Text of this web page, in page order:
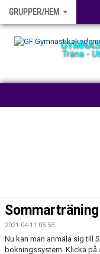
GRUPPER/HEM
Träna -
GRUPPER
AVGIFTER
2021-04-11 05:55
Nu kan man anmäla sig till
bokningssystem. Klicka på